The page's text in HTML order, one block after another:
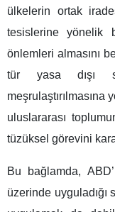
ülkelerin ortak
tesislerine yönelik
önlemleri almasını
tür yasa dışı
uluslararası
tüzüksel görevini
Bu bağlamda,
üzerinde uyguladığı